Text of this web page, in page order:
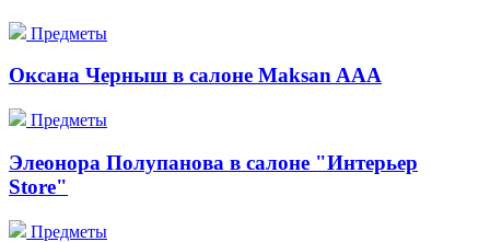
Предметы
Оксана Черныш в салоне Maksan AAA
Предметы
Элеонора Полупанова в салоне "Интерьер
Store"
Предметы